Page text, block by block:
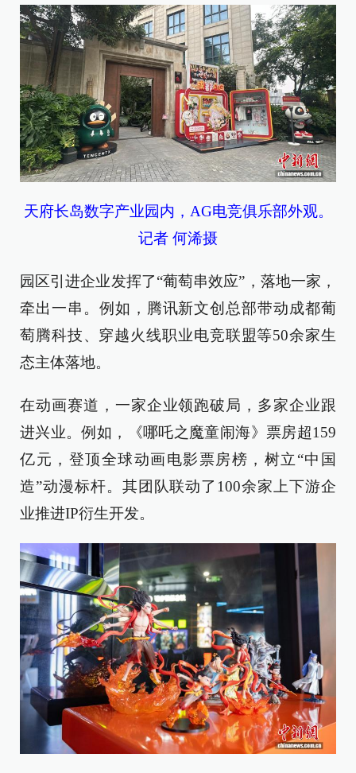
天府长岛数字产业园内，AG电竞俱乐部外观。
记者 何浠摄
园区引进企业发挥了“葡萄串效应”，落地一家，
牵出一串。例如，腾讯新文创总部带动成都葡
萄腾科技、穿越火线职业电竞联盟等50余家生
态主体落地。
在动画赛道，一家企业领跑破局，多家企业跟
进兴业。例如，《哪吒之魔童闹海》票房超159
亿元，登顶全球动画电影票房榜，树立“中国
造”动漫标杆。其团队联动了100余家上下游企
业推进IP衍生开发。